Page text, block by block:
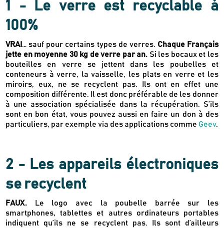
1 - Le verre est recyclable à
100%
VRAI … sauf pour certains types de verres. Chaque Français
jette en moyenne 30 kg de verre par an. Si les bocaux et les
bouteilles en verre se jettent dans les poubelles et
conteneurs à verre, la vaisselle, les plats en verre et les
miroirs, eux, ne se recyclent pas. Ils ont en effet une
composition différente. Il est donc préférable de les donner
à une association spécialisée dans la récupération. S’ils
sont en bon état, vous pouvez aussi en faire un don à des
particuliers, par exemple via des applications comme Geev.
2 - Les appareils électroniques
se recyclent
FAUX. Le logo avec la poubelle barrée sur les
smartphones, tablettes et autres ordinateurs portables
indiquent qu’ils ne se recyclent pas. Ils sont d’ailleurs